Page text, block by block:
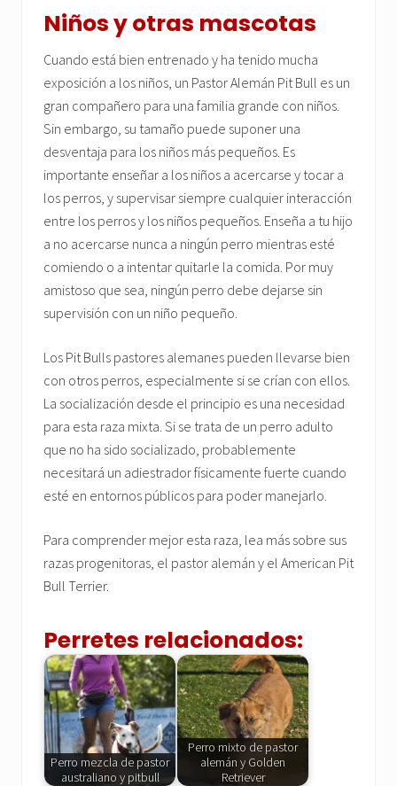
Niños y otras mascotas
Cuando está bien entrenado y ha tenido mucha
exposición a los niños, un Pastor Alemán Pit Bull es un
gran compañero para una familia grande con niños.
Sin embargo, su tamaño puede suponer una
desventaja para los niños más pequeños. Es
importante enseñar a los niños a acercarse y tocar a
los perros, y supervisar siempre cualquier interacción
entre los perros y los niños pequeños. Enseña a tu hijo
a no acercarse nunca a ningún perro mientras esté
comiendo o a intentar quitarle la comida. Por muy
amistoso que sea, ningún perro debe dejarse sin
supervisión con un niño pequeño.
Los Pit Bulls pastores alemanes pueden llevarse bien
con otros perros, especialmente si se crían con ellos.
La socialización desde el principio es una necesidad
para esta raza mixta. Si se trata de un perro adulto
que no ha sido socializado, probablemente
necesitará un adiestrador físicamente fuerte cuando
esté en entornos públicos para poder manejarlo.
Para comprender mejor esta raza, lea más sobre sus
razas progenitoras, el pastor alemán y el American Pit
Bull Terrier.
Perretes relacionados:
Perro mezcla de pastor
australiano y pitbull
Perro mixto de pastor
alemán y Golden
Retriever